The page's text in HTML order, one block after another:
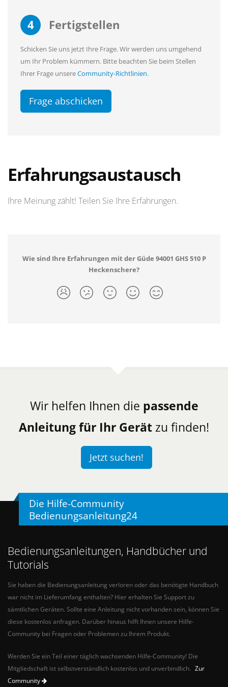
4 Fertigstellen
Schicken Sie uns jetzt Ihre Frage. Wir werden uns umgehend
um Ihr Problem kümmern. Bitte beachten Sie beim Stellen
Ihrer Frage unsereCommunity-Richtlinien.
Frage abschicken
Erfahrungsaustausch
Ihre Meinung zählt! Teilen Sie Ihre Erfahrungen.
Wie sind Ihre Erfahrungen mit der Güde 94001 GHS 510 P
Heckenschere?
Wir helfen Ihnen die passende
Anleitung für Ihr Gerät zu finden!
Jetzt suchen!
Die Hilfe-Community
Bedienungsanleitung24
Bedienungsanleitungen, Handbücher und
Tutorials
Sie haben die Bedienungsanleitung verloren oder das benötigte Handbuch
war nicht im Lieferumfang enthalten? Hier erhalten Sie Support zu
sämtlichen Geräten. Sollte eine Anleitung nicht vorhanden sein, können Sie
diese kostenlos anfragen. Darüber hinaus hilft Ihnen unsere Hilfe-
Community bei Fragen oder Problemen zu Ihrem Produkt.
Werden Sie ein Teil einer täglich wachsenden Hilfe-Community! Die
Mitgliedschaft ist selbstverständlich kostenlos und unverbindlich. Zur
Community